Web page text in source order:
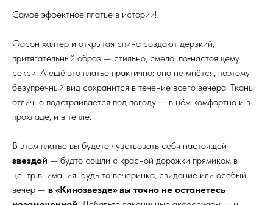
Самое эффектное платье в истории!
Фасон халтер и открытая спина создают дерзкий,
притягательный образ — стильно, смело, по‑настоящему
секси. А ещё это платье практично: оно не мнётся, поэтому
безупречный вид сохранится в течение всего вечера. Ткань
отлично подстраивается под погоду — в нём комфортно и в
прохладе, и в тепле.
В этом платье вы будете чувствовать себя настоящей
звездой — будто сошли с красной дорожки прямиком в
центр внимания. Будь то вечеринка, свидание или особый
вечер — в «Кинозвезде» вы точно не останетесь